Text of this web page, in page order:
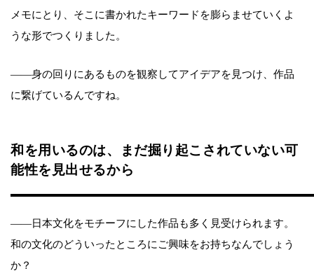
メモにとり、そこに書かれたキーワードを膨らませていくよ
うな形でつくりました。
――身の回りにあるものを観察してアイデアを見つけ、作品
に繋げているんですね。
和を用いるのは、まだ掘り起こされていない可
能性を見出せるから
――日本文化をモチーフにした作品も多く見受けられます。
和の文化のどういったところにご興味をお持ちなんでしょう
か？